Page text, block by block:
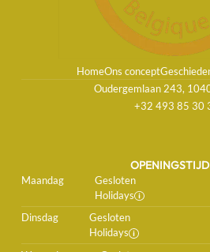
HomeOns concept
Oudergemlaan 243,
+32 493 85 30
Maandag Gesloten
Holidays
Dinsdag Gesloten
Holidays